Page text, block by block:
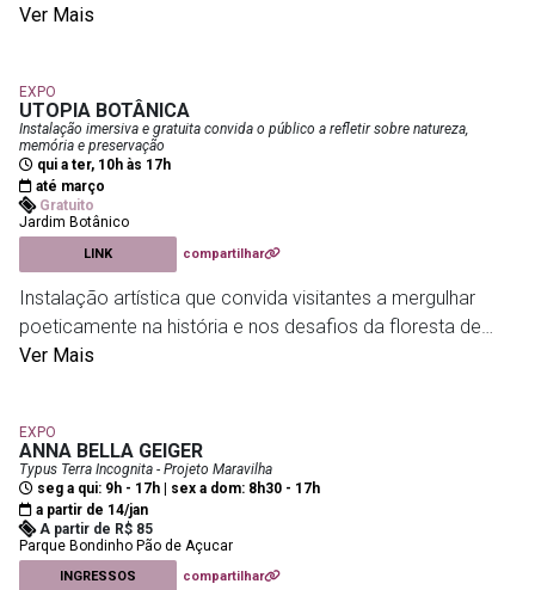
matéria viva. A partir de um processo intuitivo, as telas
evocam tanto ruínas quanto formas orgânicas. Entre
construção e destruição, os trabalhos transitam entre
arquitetura e natureza, propondo uma reflexão sensível
sobre tempo, memória e transformação.
Nara Roesler | Rio - R. Redentor, 241 - Ipanema
Ver Mais
EXPO
UTOPIA BOTÂNICA
Instalação imersiva e gratuita convida o público a refletir sobre natureza,
memória e preservação
qui a ter, 10h às 17h
até março
Gratuito
Jardim Botânico
LINK compartilhar
Instalação artística que convida visitantes a mergulhar
poeticamente na história e nos desafios da floresta de
pau-brasil, símbolo da Mata Atlântica. A obra de Fernanda
reflexão sobre memória, destruição, conservação e
futuros possíveis para a natureza.
Jardim Botânico
Botânico
Ver Mais
EXPO
ANNA BELLA GEIGER
Typus Terra Incognita - Projeto Maravilha
seg a qui: 9h - 17h | sex a dom: 8h30 - 17h
a partir de 14/jan
A partir de R$ 85
Parque Bondinho Pão de Açucar
INGRESSOS compartilhar